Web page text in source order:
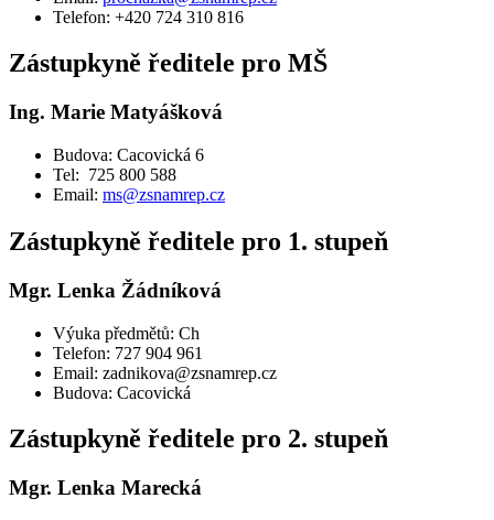
Telefon: +420 724 310 816
Zástupkyně ředitele pro MŠ
Ing. Marie Matyášková
Budova: Cacovická 6
Tel: 725 800 588
Email: ms@zsnamrep.cz
Zástupkyně ředitele pro 1. stupeň
Mgr. Lenka Žádníková
Výuka předmětů: Ch
Telefon: 727 904 961
Email: zadnikova@zsnamrep.cz
Budova: Cacovická
Zástupkyně ředitele pro 2. stupeň
Mgr. Lenka Marecká